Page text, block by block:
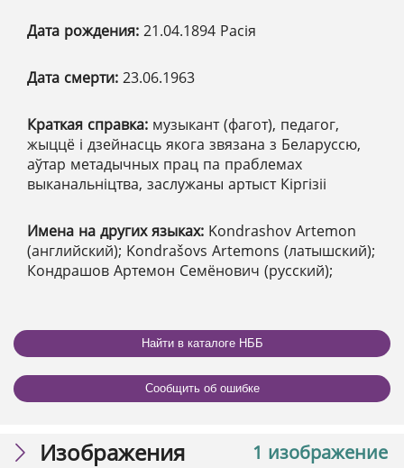
Дата рождения: 21.04.1894 Расія
Дата смерти: 23.06.1963
Краткая справка: музыкант (фагот), педагог,
жыццё і дзейнасць якога звязана з Беларуссю,
аўтар метадычных прац па праблемах
выканальніцтва, заслужаны артыст Кіргізіі
Имена на других языках: Kondrashov Artemon
(английский); Kondrašovs Artemons (латышский);
Кондрашов Артемон Семёнович (русский);
Найти в каталоге НББ
Сообщить об ошибке
1 изображение
Изображения